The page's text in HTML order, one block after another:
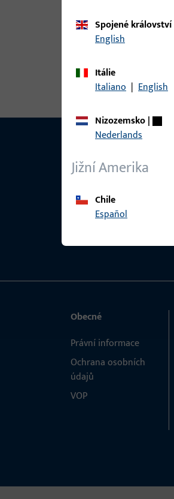
článek
Spojené království
English
Itálie
Italiano | English
Nizozemsko|
Nederlands
Jižní Amerika
Chile
Español
Obecné
Právní informace
Ochrana osobních
údajů
VOP